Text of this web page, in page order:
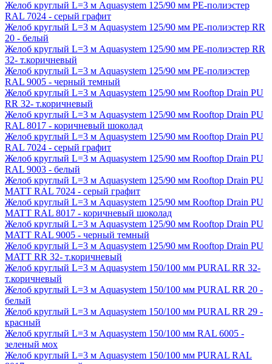
Желоб круглый L=3 м Aquasystem 125/90 мм PE-полиэстер
RAL 7024 - серый графит
Желоб круглый L=3 м Aquasystem 125/90 мм PE-полиэстер RR
20 - белый
Желоб круглый L=3 м Aquasystem 125/90 мм PE-полиэстер RR
32- т.коричневый
Желоб круглый L=3 м Aquasystem 125/90 мм PE-полиэстер
RAL 9005 - черный темный
Желоб круглый L=3 м Aquasystem 125/90 мм Rooftop Drain PU
RR 32- т.коричневый
Желоб круглый L=3 м Aquasystem 125/90 мм Rooftop Drain PU
RAL 8017 - коричневый шоколад
Желоб круглый L=3 м Aquasystem 125/90 мм Rooftop Drain PU
RAL 7024 - серый графит
Желоб круглый L=3 м Aquasystem 125/90 мм Rooftop Drain PU
RAL 9003 - белый
Желоб круглый L=3 м Aquasystem 125/90 мм Rooftop Drain PU
MATT RAL 7024 - серый графит
Желоб круглый L=3 м Aquasystem 125/90 мм Rooftop Drain PU
MATT RAL 8017 - коричневый шоколад
Желоб круглый L=3 м Aquasystem 125/90 мм Rooftop Drain PU
MATT RAL 9005 - черный темный
Желоб круглый L=3 м Aquasystem 125/90 мм Rooftop Drain PU
MATT RR 32- т.коричневый
Желоб круглый L=3 м Aquasystem 150/100 мм PURAL RR 32-
т.коричневый
Желоб круглый L=3 м Aquasystem 150/100 мм PURAL RR 20 -
белый
Желоб круглый L=3 м Aquasystem 150/100 мм PURAL RR 29 -
красный
Желоб круглый L=3 м Aquasystem 150/100 мм RAL 6005 -
зеленый мох
Желоб круглый L=3 м Aquasystem 150/100 мм PURAL RAL